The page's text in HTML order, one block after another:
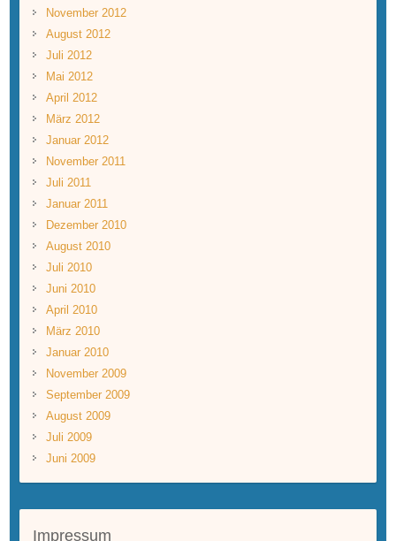
November 2012
August 2012
Juli 2012
Mai 2012
April 2012
März 2012
Januar 2012
November 2011
Juli 2011
Januar 2011
Dezember 2010
August 2010
Juli 2010
Juni 2010
April 2010
März 2010
Januar 2010
November 2009
September 2009
August 2009
Juli 2009
Juni 2009
Impressum